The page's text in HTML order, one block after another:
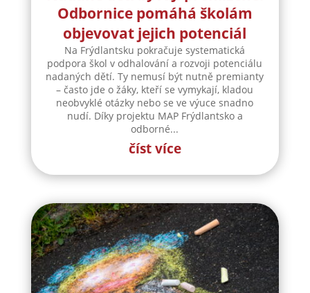
Odbornice pomáhá školám
objevovat jejich potenciál
Na Frýdlantsku pokračuje systematická
podpora škol v odhalování a rozvoji potenciálu
nadaných dětí. Ty nemusí být nutně premianty
– často jde o žáky, kteří se vymykají, kladou
neobvyklé otázky nebo se ve výuce snadno
nudí. Díky projektu MAP Frýdlantsko a
odborné...
číst více